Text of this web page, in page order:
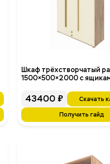
Шкаф трёхстворчатый
1500×500×2000 с
43400 ₽ Скачать
Получить гайд